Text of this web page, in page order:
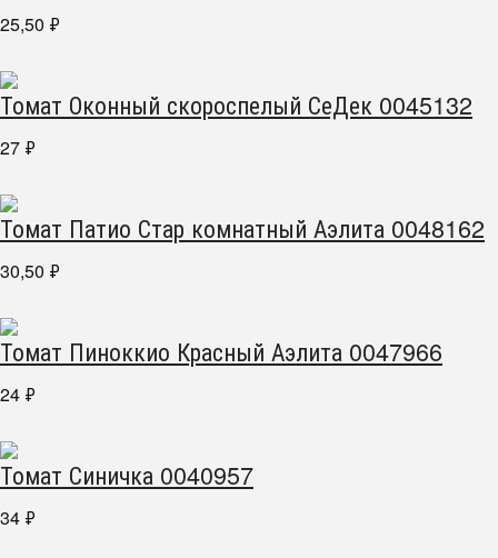
25,50 ₽
Томат Оконный скороспелый СеДек 0045132
27 ₽
Томат Патио Стар комнатный Аэлита 0048162
30,50 ₽
Томат Пиноккио Красный Аэлита 0047966
24 ₽
Томат Синичка 0040957
34 ₽